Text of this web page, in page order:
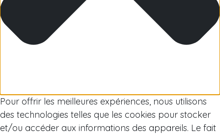
Pour offrir les meilleures expériences, nous utilisons
des technologies telles que les cookies pour stocker
et/ou accéder aux informations des appareils. Le fait